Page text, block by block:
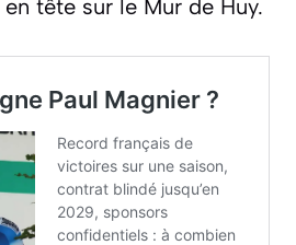
tête sur le Mur de Huy.